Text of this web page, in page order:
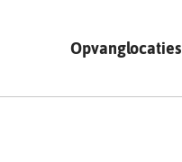
Opvanglocaties